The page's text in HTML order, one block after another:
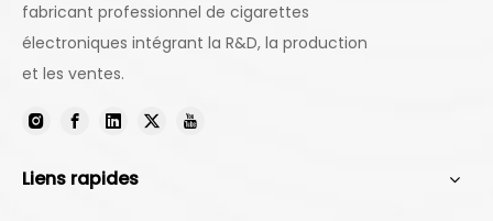
fabricant professionnel de cigarettes
électroniques intégrant la R&D, la production
et les ventes.
Liens rapides